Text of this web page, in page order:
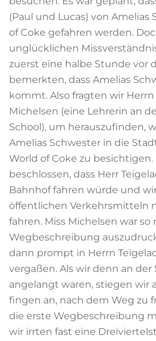
(Paul und Lucas) von Amelias
of Coke gefahren werden.
unglücklichen
zuerst eine halbe Stunde vor
bemerkten, dass Amelias
kommt. Also fragten wir
Michelsen (eine Lehrerin an
School), um herauszufinden,
Amelias Schwester in die
World of Coke zu
beschlossen, dass Herr
Bahnhof fahren würde und
öffentlichen Verkehrsmitteln
fahren. Miss Michelsen war so
Wegbeschreibung
dann prompt in Herrn
vergaßen. Als wir denn an der
angelangt waren, stiegen wir
fingen an, nach dem Weg zu
die erste Wegbeschreibung
wir irrten fast eine